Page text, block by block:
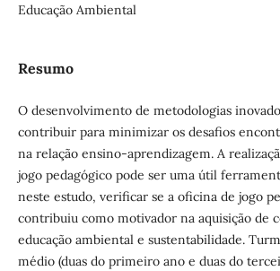
Educação Ambiental
Resumo
O desenvolvimento de metodologias
contribuir para minimizar os desafios
na relação ensino-aprendizagem. A
jogo pedagógico pode ser uma útil
neste estudo, verificar se a oficina de jogo
contribuiu como motivador na aquisição de
educação ambiental e sustentabilidade.
médio (duas do primeiro ano e duas do